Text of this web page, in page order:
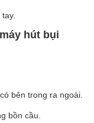
hút bụi
bên trong ra ngoài.
bồn cầu.